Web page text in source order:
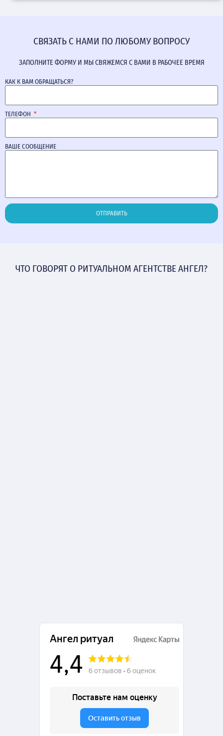
СВЯЗАТЬ С НАМИ ПО ЛЮБОМУ ВОПРОСУ
ЗАПОЛНИТЕ ФОРМУ И МЫ СВЯЖЕМСЯ С ВАМИ В РАБОЧЕЕ ВРЕМЯ
КАК К ВАМ ОБРАЩАТЬСЯ?
ТЕЛЕФОН
ВАШЕ СООБЩЕНИЕ
ОТПРАВИТЬ
ЧТО ГОВОРЯТ О РИТУАЛЬНОМ АГЕНТСТВЕ АНГЕЛ?